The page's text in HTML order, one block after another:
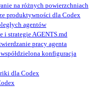
na różnych powierzchniach
produktywności dla Codex
agentów
i strategie AGENTS.md
pracy agenta
współdzielona konfiguracja
dla Codex